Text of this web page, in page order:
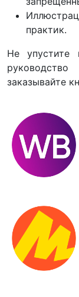
практик.
Не упустите
заказывайте